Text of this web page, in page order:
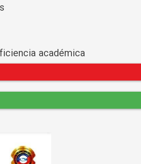
académica